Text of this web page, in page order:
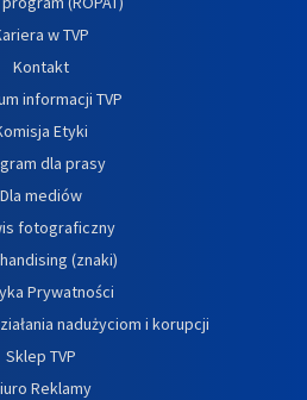
w TVP
Kontakt
informacji TVP
Etyki
dla prasy
Dla mediów
fotograficzny
(znaki)
Prywatności
nadużyciom i korupcji
Sklep TVP
Reklamy